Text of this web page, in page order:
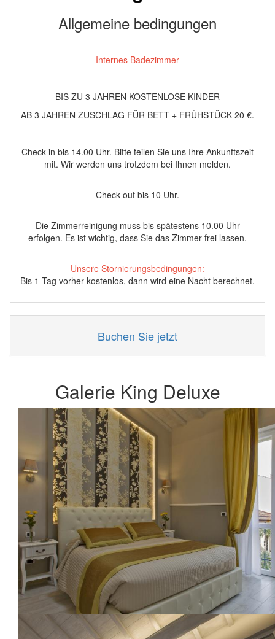
Allgemeine bedingungen
Internes Badezimmer
BIS ZU 3 JAHREN KOSTENLOSE KINDER
AB 3 JAHREN ZUSCHLAG FÜR BETT + FRÜHSTÜCK 20 €.
Check-in bis 14.00 Uhr. Bitte teilen Sie uns Ihre Ankunftszeit
mit. Wir werden uns trotzdem bei Ihnen melden.
Check-out bis 10 Uhr.
Die Zimmerreinigung muss bis spätestens 10.00 Uhr
erfolgen. Es ist wichtig, dass Sie das Zimmer frei lassen.
Unsere Stornierungsbedingungen:
Bis 1 Tag vorher kostenlos, dann wird eine Nacht berechnet.
Buchen Sie jetzt
Galerie King Deluxe